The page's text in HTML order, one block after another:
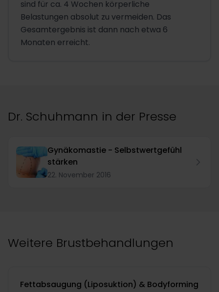
sind für ca. 4 Wochen körperliche
Belastungen absolut zu vermeiden. Das
Gesamtergebnis ist dann nach etwa 6
Monaten erreicht.
Dr. Schuhmann in der Presse
Gynäkomastie - Selbstwertgefühl
stärken
22. November 2016
Weitere Brustbehandlungen
Fettabsaugung (Liposuktion) & Bodyforming